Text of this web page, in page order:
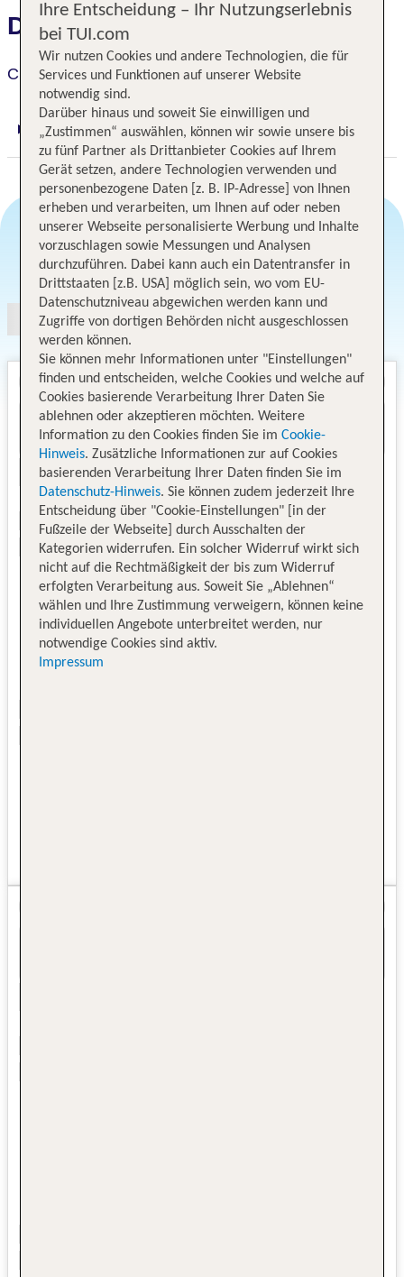
Das erwartet Sie
Clarion Congress Hotel Bratislava
Digitaler und telefonischer 24/7 TUI Service
Angebotsauswahl
Ihre Entscheidung – Ihr Nutzungserlebnis
bei TUI.com
Wir nutzen Cookies und andere Technologien, die für
Services und Funktionen auf unserer Website
notwendig sind.
Darüber hinaus und soweit Sie einwilligen und
„Zustimmen“ auswählen, können wir sowie unsere bis
zu fünf Partner als Drittanbieter Cookies auf Ihrem
Gerät setzen, andere Technologien verwenden und
personenbezogene Daten [z. B. IP-Adresse] von Ihnen
erheben und verarbeiten, um Ihnen auf oder neben
unserer Webseite personalisierte Werbung und Inhalte
vorzuschlagen sowie Messungen und Analysen
durchzuführen. Dabei kann auch ein Datentransfer in
Drittstaaten [z.B. USA] möglich sein, wo vom EU-
Datenschutzniveau abgewichen werden kann und
Zugriffe von dortigen Behörden nicht ausgeschlossen
werden können.
Sie können mehr Informationen unter "Einstellungen"
finden und entscheiden, welche Cookies und welche auf
Cookies basierende Verarbeitung Ihrer Daten Sie
ablehnen oder akzeptieren möchten. Weitere
Information zu den Cookies finden Sie im Cookie-
Hinweis. Zusätzliche Informationen zur auf Cookies
basierenden Verarbeitung Ihrer Daten finden Sie im
Datenschutz-Hinweis. Sie können zudem jederzeit Ihre
Entscheidung über "Cookie-Einstellungen" [in der
Fußzeile der Webseite] durch Ausschalten der
Kategorien widerrufen. Ein solcher Widerruf wirkt sich
nicht auf die Rechtmäßigkeit der bis zum Widerruf
erfolgten Verarbeitung aus. Soweit Sie „Ablehnen“
wählen und Ihre Zustimmung verweigern, können keine
individuellen Angebote unterbreitet werden, nur
notwendige Cookies sind aktiv.
Impressum